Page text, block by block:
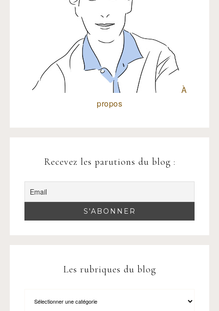
À
propos
Recevez les parutions du blog :
Les rubriques du blog